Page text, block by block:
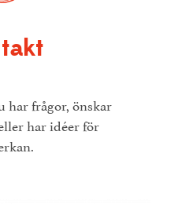
har frågor, önskar
har idéer för